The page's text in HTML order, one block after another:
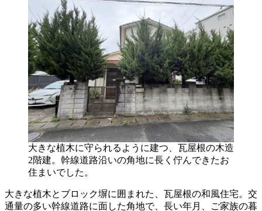
大きな植木に守られるように建つ、瓦屋根の木造
2階建。幹線道路沿いの角地に長く佇んできたお
住まいでした。
大きな植木とブロック塀に囲まれた、瓦屋根の和風住宅。交
通量の多い幹線道路に面した角地で、長い年月、ご家族の暮